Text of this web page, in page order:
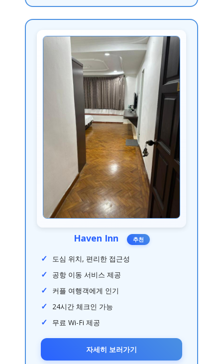
Haven Inn 추천
도심 위치, 편리한 접근성
공항 이동 서비스 제공
커플 여행객에게 인기
24시간 체크인 가능
무료 Wi-Fi 제공
자세히 보러가기